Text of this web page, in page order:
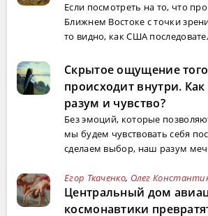
Если посмотреть на то, что
Ближнем Востоке с точки
то видно, как США
Скрытое ощущение
происходит внутри. Как
разум и чувство?
Без эмоций, которые
мы будем чувствовать себя
сделаем выбор, наш разум
Егор Ткаченко, Олег
Центральный дом
космонавтики